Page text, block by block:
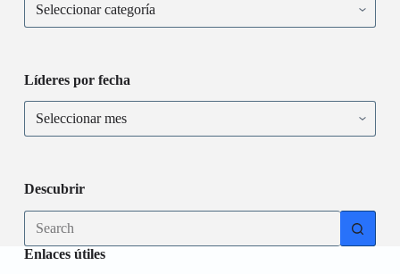
Líderes por fecha
Descubrir
Enlaces útiles